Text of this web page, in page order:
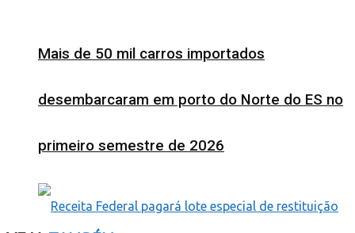
Mais de 50 mil carros importados
desembarcaram em porto do Norte do ES no
primeiro semestre de 2026